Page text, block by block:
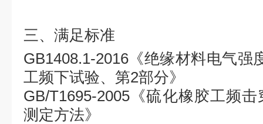
三、满足标准
GB1408.1-2016《绝缘材料电气
工频下试验、第2部分》
GB/T1695-2005《硫化橡胶工频
测定方法》